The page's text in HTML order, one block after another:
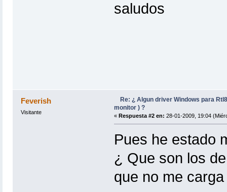
saludos
Feverish
Visitante
Re: ¿ Algun driver Windows para
monitor ) ?
« Respuesta #2 en: 28-01-2009, 19:04
Pues he estado
¿ Que son los
que no me